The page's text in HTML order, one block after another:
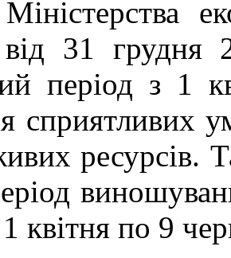
31 грудня
період з 1
сприятливих
ресурсів.
квітня по 9